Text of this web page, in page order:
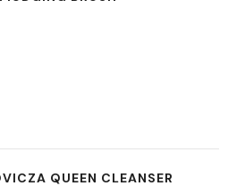
QUEEN CLEANSER